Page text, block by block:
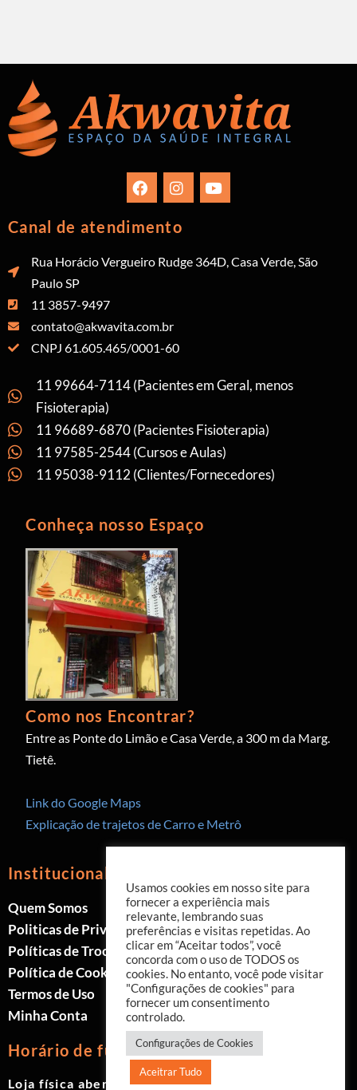
Canal de atendimento
Rua Horácio Vergueiro Rudge 364D, Casa Verde, São
Paulo SP
11 3857-9497
contato@akwavita.com.br
CNPJ 61.605.465/0001-60
11 99664-7114 (Pacientes em Geral, menos
Fisioterapia)
11 96689-6870 (Pacientes Fisioterapia)
11 97585-2544 (Cursos e Aulas)
11 95038-9112 (Clientes/Fornecedores)
Conheça nosso Espaço
Como nos Encontrar?
Entre as Ponte do Limão e Casa Verde, a 300 m da Marg.
Tietê.
Link do Google Maps
Explicação de trajetos de Carro e Metrô
Institucional
Quem Somos
Politicas de Privacidade
Políticas de Trocas e Devoluções
Política de Cookies
Termos de Uso
Minha Conta
Horário de funcionamento
Loja física aberta de Segunda à Sábado.
Usamos cookies em nosso site para
fornecer a experiência mais
relevante, lembrando suas
preferências e visitas repetidas. Ao
clicar em “Aceitar todos”, você
concorda com o uso de TODOS os
cookies. No entanto, você pode visitar
"Configurações de cookies" para
fornecer um consentimento
controlado.
Configurações de Cookies
Aceitrar Tudo